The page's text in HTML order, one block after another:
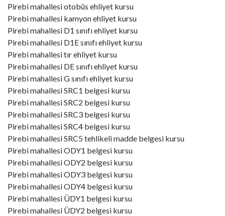
Pirebi mahallesi otobüs ehliyet kursu
Pirebi mahallesi kamyon ehliyet kursu
Pirebi mahallesi D1 sınıfı ehliyet kursu
Pirebi mahallesi D1E sınıfı ehliyet kursu
Pirebi mahallesi tır ehliyet kursu
Pirebi mahallesi DE sınıfı ehliyet kursu
Pirebi mahallesi G sınıfı ehliyet kursu
Pirebi mahallesi SRC1 belgesi kursu
Pirebi mahallesi SRC2 belgesi kursu
Pirebi mahallesi SRC3 belgesi kursu
Pirebi mahallesi SRC4 belgesi kursu
Pirebi mahallesi SRC5 tehlikeli madde belgesi kursu
Pirebi mahallesi ODY1 belgesi kursu
Pirebi mahallesi ODY2 belgesi kursu
Pirebi mahallesi ODY3 belgesi kursu
Pirebi mahallesi ODY4 belgesi kursu
Pirebi mahallesi ÜDY1 belgesi kursu
Pirebi mahallesi ÜDY2 belgesi kursu